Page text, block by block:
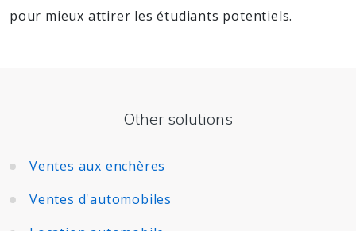
pour mieux attirer les étudiants potentiels.
Other solutions
Ventes aux enchères
Ventes d'automobiles